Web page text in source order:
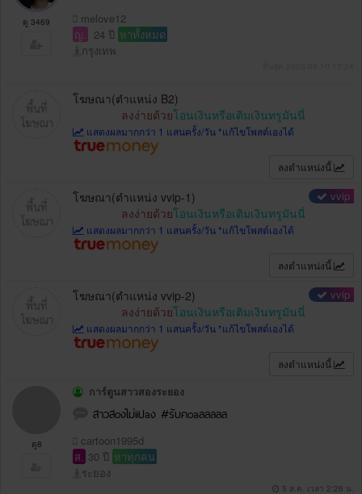
ดู 3469
melove12
ญ.
24 ปี หาทั้งหมด
กรุงเทพ
โฆษณา(ตำแหน่ง B2)
ลงง่ายด้วยโอนเงินหรือเติมเงินทรูมันนี่
แสดงผลมากกว่า 1 แสนครั้ง/วัน *แก้ไขโพสต์เองได้
ลงตำแหน่งนี้
โฆษณา(ตำแหน่ง vvip-1) vvip
ลงง่ายด้วยโอนเงินหรือเติมเงินทรูมันนี่
แสดงผลมากกว่า 1 แสนครั้ง/วัน *แก้ไขโพสต์เองได้
ลงตำแหน่งนี้
โฆษณา(ตำแหน่ง vvip-2) vvip
ลงง่ายด้วยโอนเงินหรือเติมเงินทรูมันนี่
แสดงผลมากกว่า 1 แสนครั้ง/วัน *แก้ไขโพสต์เองได้
ลงตำแหน่งนี้
ดู8
การ์ตูนสาวสองระยอง
สาวสoงไม่iiปaง #รับคoaลลลลล
cartoon1995d
ส. 30 ปี หาทุกคน
ระยอง
5 ส.ค. เวลา 2:26 น.